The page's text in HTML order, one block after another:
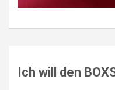
Ich will den